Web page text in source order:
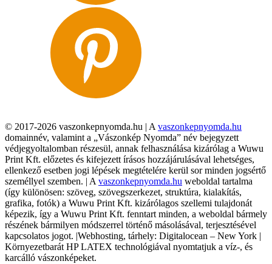
© 2017-2026 vaszonkepnyomda.hu | A vaszonkepnyomda.hu
domainnév, valamint a „Vászonkép Nyomda” név bejegyzett
védjegyoltalomban részesül, annak felhasználása kizárólag a Wuwu
Print Kft. előzetes és kifejezett írásos hozzájárulásával lehetséges,
ellenkező esetben jogi lépések megtételére kerül sor minden jogsértő
személlyel szemben. | A vaszonkepnyomda.hu weboldal tartalma
(így különösen: szöveg, szövegszerkezet, struktúra, kialakítás,
grafika, fotók) a Wuwu Print Kft. kizárólagos szellemi tulajdonát
képezik, így a Wuwu Print Kft. fenntart minden, a weboldal bármely
részének bármilyen módszerrel történő másolásával, terjesztésével
kapcsolatos jogot. |Webhosting, tárhely: Digitalocean – New York |
Környezetbarát HP LATEX technológiával nyomtatjuk a víz-, és
karcálló vászonképeket.